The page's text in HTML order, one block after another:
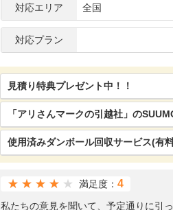
対応エリア 全国
対応プラン
見積り特典プレゼント中！！
「アリさんマークの引越社」の
使用済みダンボール回収サービス(有
★★★★ 満足度： 4
私たちの意見を聞いて、予定通りに引